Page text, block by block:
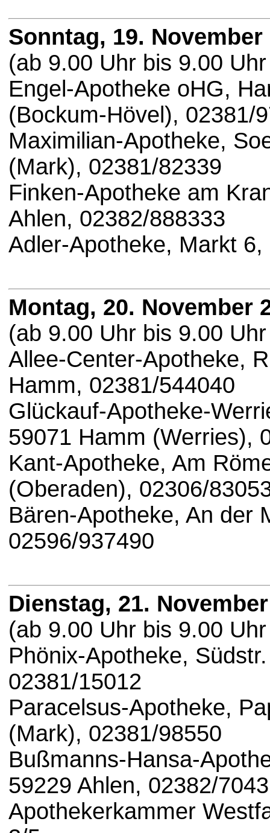
Sonntag, 19. November
(ab 9.00 Uhr bis 9.00
Engel-Apotheke oHG,
(Bockum-Hövel), 02381/
Maximilian-Apotheke,
(Mark), 02381/82339
Finken-Apotheke am
Ahlen, 02382/888333
Adler-Apotheke, Markt
Montag, 20. November
(ab 9.00 Uhr bis 9.00
Allee-Center-Apotheke,
Hamm, 02381/544040
Glückauf-Apotheke-
59071 Hamm (Werries),
Kant-Apotheke, Am
(Oberaden), 02306/
Bären-Apotheke, An der
02596/937490
Dienstag, 21.
(ab 9.00 Uhr bis 9.00
Phönix-Apotheke,
02381/15012
Paracelsus-Apotheke,
(Mark), 02381/98550
Bußmanns-Hansa-
59229 Ahlen, 02382/
Apothekerkammer